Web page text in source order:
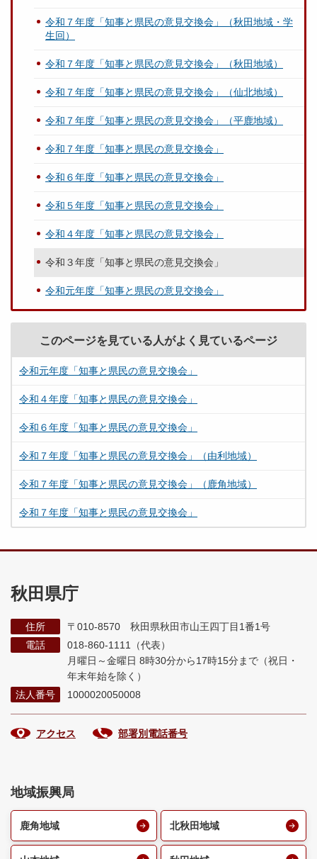
令和７年度「知事と県民の意見交換会」（秋田地域・学
生回）
令和７年度「知事と県民の意見交換会」（秋田地域）
令和７年度「知事と県民の意見交換会」（仙北地域）
令和７年度「知事と県民の意見交換会」（平鹿地域）
令和７年度「知事と県民の意見交換会」
令和６年度「知事と県民の意見交換会」
令和５年度「知事と県民の意見交換会」
令和４年度「知事と県民の意見交換会」
令和３年度「知事と県民の意見交換会」
令和元年度「知事と県民の意見交換会」
このページを見ている人がよく見ているページ
令和元年度「知事と県民の意見交換会」
令和４年度「知事と県民の意見交換会」
令和６年度「知事と県民の意見交換会」
令和７年度「知事と県民の意見交換会」（由利地域）
令和７年度「知事と県民の意見交換会」（鹿角地域）
令和７年度「知事と県民の意見交換会」
秋田県庁
住所
〒010-8570 秋田県秋田市山王四丁目1番1号
電話
018-860-1111（代表）
月曜日～金曜日 8時30分から17時15分まで （祝日・
年末年始を除く）
法人番号
1000020050008
アクセス 部署別電話番号
地域振興局
鹿角地域 北秋田地域